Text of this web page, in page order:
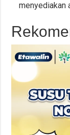
menyediakan